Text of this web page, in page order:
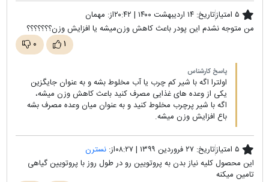
۵ امتیاز تاریخ: ۱۴ اردیبهشت ۱۴۰۰ | ۲۰:۴۲ از: مهمان
من متوجه نشدم این پودر باعث کاهش وزن‌میشه یا افزایش وزن؟؟؟؟؟؟؟
۱ ۰
پاسخ کارشناس
اولترا اگه با شیر کم چرب یا آب مخلوط بشه و به عنوان جایگزین
یکی از وعده های غذایی مصرف کنید باعث کاهش وزن میشه،
اگه با شیر پرچرب مخلوط کنید و به عنوان میان وعده مصرف بشه
باع افزایش وزن میشه.
۵ امتیاز تاریخ: ۲۷ فروردین ۱۳۹۹ | ۰۸:۲۷ از: نسترن
این محصول کلیه نیاز بدن به پروتویین رو در طول روز با پروتویین گیاهی
تامین میکنه